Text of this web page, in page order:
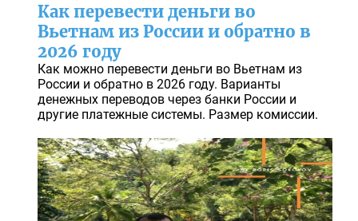
Как перевести деньги во
Вьетнам из России и обратно в
2026 году
Как можно перевести деньги во Вьетнам из
России и обратно в 2026 году. Варианты
денежных переводов через банки России и
другие платежные системы. Размер комиссии.